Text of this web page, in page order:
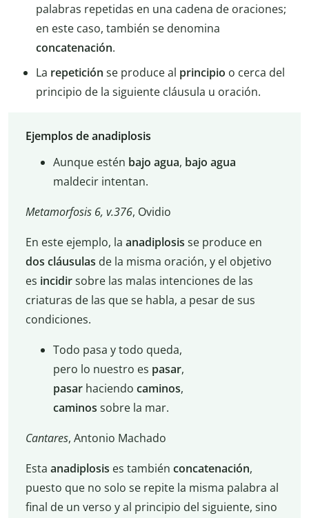
palabras repetidas en una cadena de oraciones;
en este caso, también se denomina
concatenación.
La repetición se produce al principio o cerca del
principio de la siguiente cláusula u oración.
Ejemplos de anadiplosis
Aunque estén bajo agua, bajo agua
maldecir intentan.
Metamorfosis 6, v.376, Ovidio
En este ejemplo, la anadiplosis se produce en
dos cláusulas de la misma oración, y el objetivo
es incidirsobre las malas intenciones de las
criaturas de las que se habla, a pesar de sus
condiciones.
Todo pasa y todo queda,
pero lo nuestro es pasar,
pasarhaciendo caminos,
caminos sobre la mar.
Cantares, Antonio Machado
Esta anadiplosis es también concatenación,
puesto que no solo se repite la misma palabra al
final de un verso y al principio del siguiente, sino